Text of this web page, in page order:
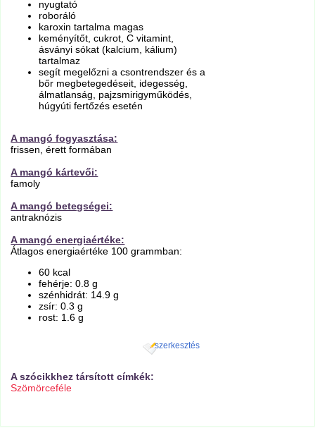
nyugtató
roboráló
karoxin tartalma magas
keményítőt, cukrot, C vitamint,
ásványi sókat (kalcium, kálium)
tartalmaz
segít megelőzni a csontrendszer és a
bőr megbetegedéseit, idegesség,
álmatlanság, pajzsmirigyműködés,
húgyúti fertőzés esetén
A mangó fogyasztása:
frissen, érett formában
A mangó kártevői:
famoly
A mangó betegségei:
antraknózis
A mangó energiaértéke:
Átlagos energiaértéke 100 grammban:
60 kcal
fehérje: 0.8 g
szénhidrát: 14.9 g
zsír: 0.3 g
rost: 1.6 g
szerkesztés
A szócikkhez társított címkék:
Szömörceféle